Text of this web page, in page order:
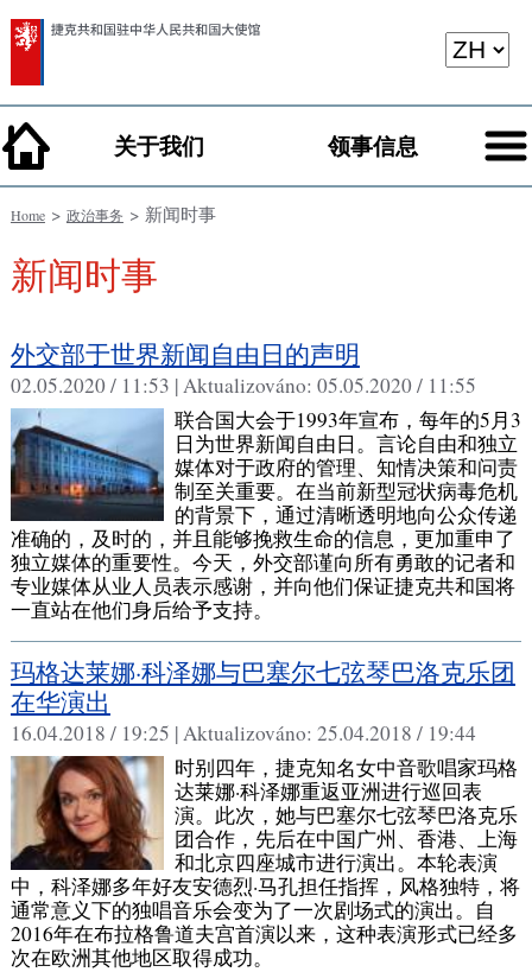
关于我们 领事信息
Home> 政治事务 > 新闻时事
新闻时事
外交部于世界新闻自由日的声明
02.05.2020 / 11:53 |Aktualizováno: 05.05.2020 / 11:55
联合国大会于1993年宣布，每年的5月3
日为世界新闻自由日。言论自由和独立
媒体对于政府的管理、知情决策和问责
制至关重要。在当前新型冠状病毒危机
的背景下，通过清晰透明地向公众传递
准确的，及时的，并且能够挽救生命的信息，更加重申了
独立媒体的重要性。今天，外交部谨向所有勇敢的记者和
专业媒体从业人员表示感谢，并向他们保证捷克共和国将
一直站在他们身后给予支持。
玛格达莱娜·科泽娜与巴塞尔七弦琴巴洛克乐团
在华演出
16.04.2018 / 19:25 |Aktualizováno: 25.04.2018 / 19:44
时别四年，捷克知名女中音歌唱家玛格
达莱娜·科泽娜重返亚洲进行巡回表
演。此次，她与巴塞尔七弦琴巴洛克乐
团合作，先后在中国广州、香港、上海
和北京四座城市进行演出。本轮表演
中，科泽娜多年好友安德烈·马孔担任指挥，风格独特，将
通常意义下的独唱音乐会变为了一次剧场式的演出。自
2016年在布拉格鲁道夫宫首演以来，这种表演形式已经多
次在欧洲其他地区取得成功。